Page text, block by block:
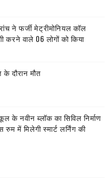
ने फर्जी मेट्रीमोनियल कॉल
करने वाले 06 लोगों को किया
दौरान मौत
के नवीन ब्लॉक का सिविल निर्माण
में मिलेगी स्मार्ट लर्निंग की